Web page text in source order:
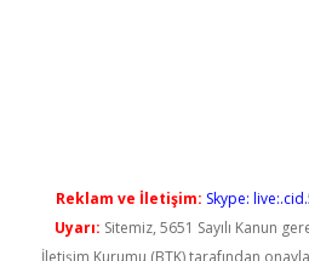
Reklam ve İletişim: Skype:
Uyarı: Sitemiz, 5651 Sayılı Kanun
İletişim Kurumu (BTK) tarafından